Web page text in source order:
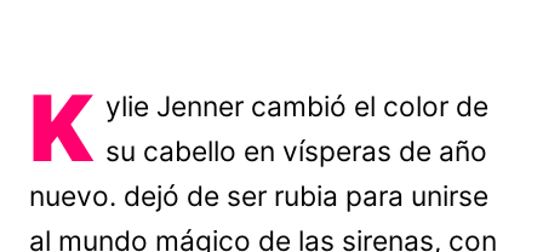
K ylie Jenner cambió el color de
su cabello en vísperas de año
nuevo. dejó de ser rubia para unirse
al mundo mágico de las sirenas, con